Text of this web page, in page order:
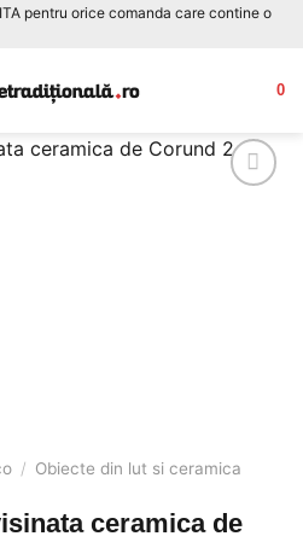
pentru orice comanda care contine o
0
/ Obiecte din lut si ceramica
ceramica de